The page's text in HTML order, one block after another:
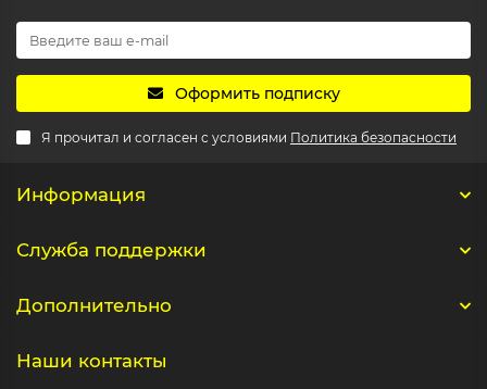
Оформить подписку
Я прочитал и согласен с условиями Политика безопасности
Информация
Служба поддержки
Дополнительно
Наши контакты